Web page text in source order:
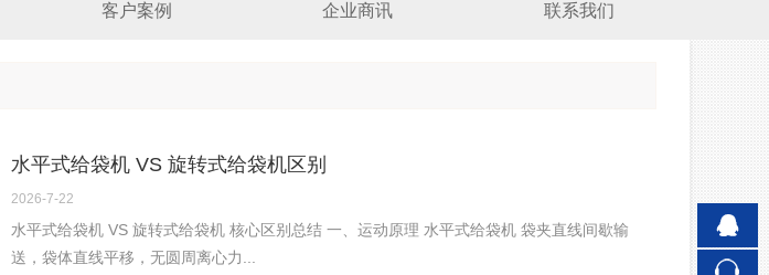
客户案例 企业商讯 联系我们
水平式给袋机 VS 旋转式给袋机区别
2026-7-22
水平式给袋机 VS 旋转式给袋机 核心区别总结 一、运动原理 水平式给袋机 袋夹直线间歇输
送，袋体直线平移，无圆周离心力...